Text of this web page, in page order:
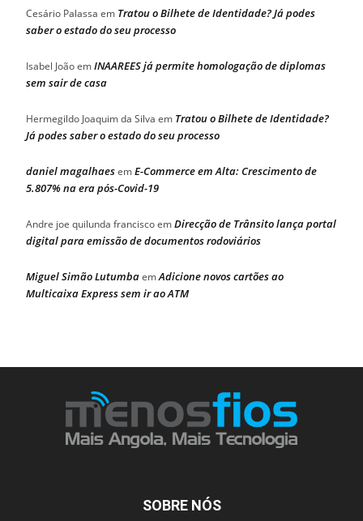
Cesário Palassa em Tratou o Bilhete de Identidade? Já podes
saber o estado do seu processo
Isabel JoãoemINAAREES já permite homologação de diplomas
sem sair de casa
Hermegildo Joaquim da Silva em Tratou o Bilhete de Identidade?
Já podes saber o estado do seu processo
daniel magalhaesemE-Commerce em Alta: Crescimento de
5.807% na era pós-Covid-19
Andre joe quilunda franciscoemDirecção de Trânsito lança portal
digital para emissão de documentos rodoviários
Miguel Simão LutumbaemAdicione novos cartões ao
Multicaixa Express sem ir ao ATM
SOBRE NÓS